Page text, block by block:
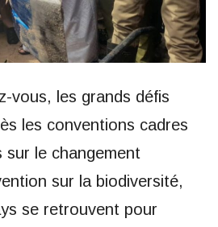
vous, les grands défis
les conventions cadres
sur le changement
sur la biodiversité,
se retrouvent pour